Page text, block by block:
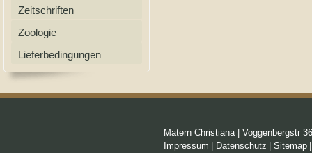
Zeitschriften
Zoologie
Lieferbedingungen
Matern Christiana| Voggenbergstr 36
Impressum
Datenschutz Sitemap